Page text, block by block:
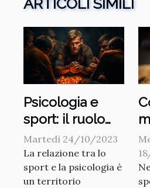
Psicologia e
sport: il ruolo
invisibile del
coach
Martedì 24/10/2023
La relazione tra lo
sport e la psicologia è
un territorio